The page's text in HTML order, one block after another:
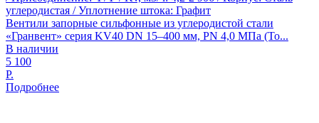
углеродистая / Уплотнение штока: Графит
Вентили запорные сильфонные из углеродистой стали
«Гранвент» серия KV40 DN 15–400 мм, PN 4,0 МПа (То...
В наличии
5 100
Р.
Подробнее